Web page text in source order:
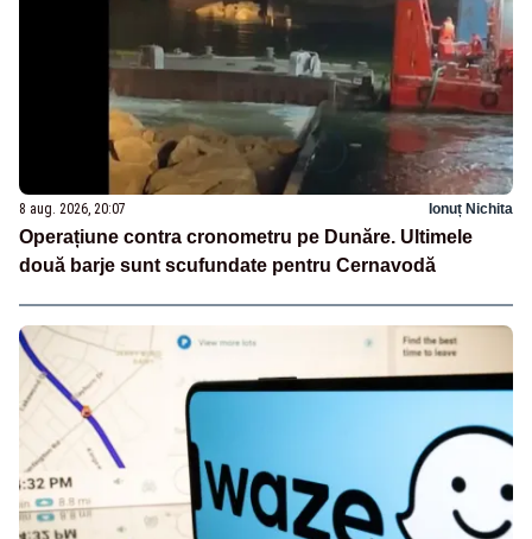
8 aug. 2026, 20:07 Ionuț Nichita
Operațiune contra cronometru pe Dunăre. Ultimele
două barje sunt scufundate pentru Cernavodă